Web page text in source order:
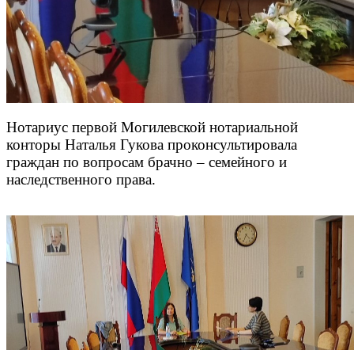
Нотариус первой Могилевской нотариальной
конторы Наталья Гукова проконсультировала
граждан по вопросам брачно – семейного и
наследственного права.